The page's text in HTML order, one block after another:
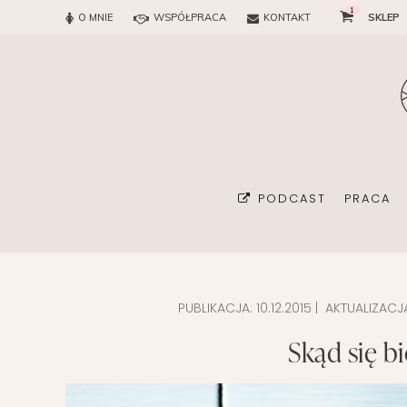
O MNIE WSPÓŁPRACA KONTAKT
1
SKLEP
PODCAST PRACA
BIURO
PUBLIKACJA: 10.12.2015 |
Skąd się